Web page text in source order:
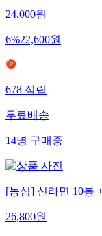
24,000원
6%22,600원
678적립
무료배송
14명구매중
[농심] 신라면 10봉
26,800원